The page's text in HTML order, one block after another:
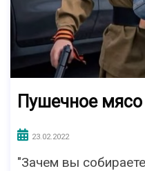
Пушечное
23.02.2022
"Зачем вы